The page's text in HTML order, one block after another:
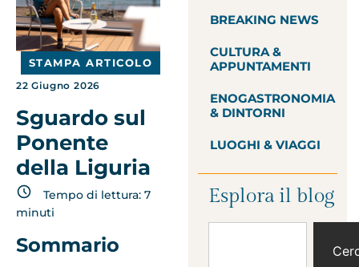
STAMPA ARTICOLO
22 Giugno 2026
Sguardo sul
Ponente
della Liguria
Tempo di lettura: 7
minuti
Sommario
BREAKING NEWS
CULTURA &
APPUNTAMENTI
ENOGASTRONOMIA
& DINTORNI
LUOGHI & VIAGGI
Esplora il blog